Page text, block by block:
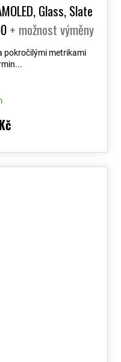
Glass, Slate
+ možnost výměny
PRO Voucher
pokročilými metrikami